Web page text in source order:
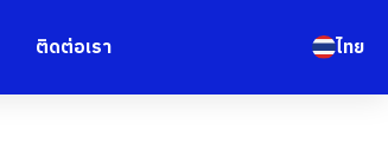
ติดต่อเรา ไทย